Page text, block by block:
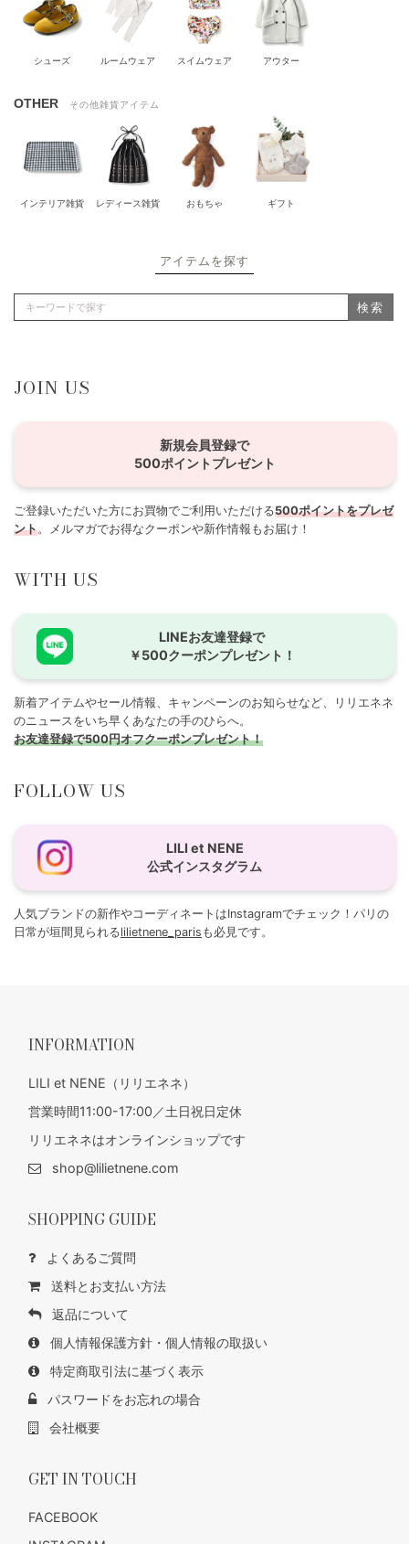
シューズ ルームウェア スイムウェア アウター
OTHER その他雑貨アイテム
インテリア雑貨 レディース雑貨 おもちゃ ギフト
アイテムを探す
検索
JOIN US
新規会員登録で
500ポイントプレゼント
ご登録いただいた方にお買物でご利用いただける500ポイントをプレゼ
ント。メルマガでお得なクーポンや新作情報もお届け！
WITH US
LINEお友達登録で
￥500クーポンプレゼント！
新着アイテムやセール情報、キャンペーンのお知らせなど、リリエネネ
のニュースをいち早くあなたの手のひらへ。
お友達登録で500円オフクーポンプレゼント！
FOLLOW US
LILI et NENE
公式インスタグラム
人気ブランドの新作やコーディネートはInstagramでチェック！パリの
日常が垣間見られるlilietnene_paris も必見です。
INFORMATION
LILI et NENE（リリエネネ）
営業時間11:00-17:00／土日祝日定休
リリエネネはオンラインショップです
shop@lilietnene.com
SHOPPING GUIDE
よくあるご質問
送料とお支払い方法
返品について
個人情報保護方針・個人情報の取扱い
特定商取引法に基づく表示
パスワードをお忘れの場合
会社概要
GET IN TOUCH
FACEBOOK